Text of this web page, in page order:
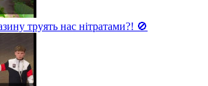
труять нас нітратами?! 🚫